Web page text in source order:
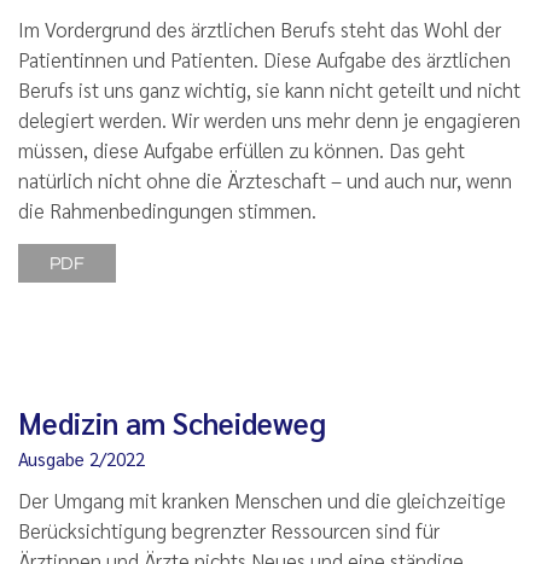
Im Vordergrund des ärztlichen Berufs steht das Wohl der
Patientinnen und Patienten. Diese Aufgabe des ärztlichen
Berufs ist uns ganz wichtig, sie kann nicht geteilt und nicht
delegiert werden. Wir werden uns mehr denn je engagieren
müssen, diese Aufgabe erfüllen zu können. Das geht
natürlich nicht ohne die Ärzteschaft – und auch nur, wenn
die Rahmenbedingungen stimmen.
PDF
Medizin am Scheideweg
Ausgabe 2/2022
Der Umgang mit kranken Menschen und die gleichzeitige
Berücksichtigung begrenzter Ressourcen sind für